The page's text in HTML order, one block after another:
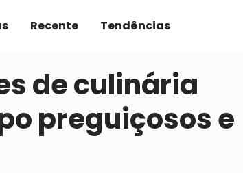
Recente Tendências
de culinária
preguiçosos e